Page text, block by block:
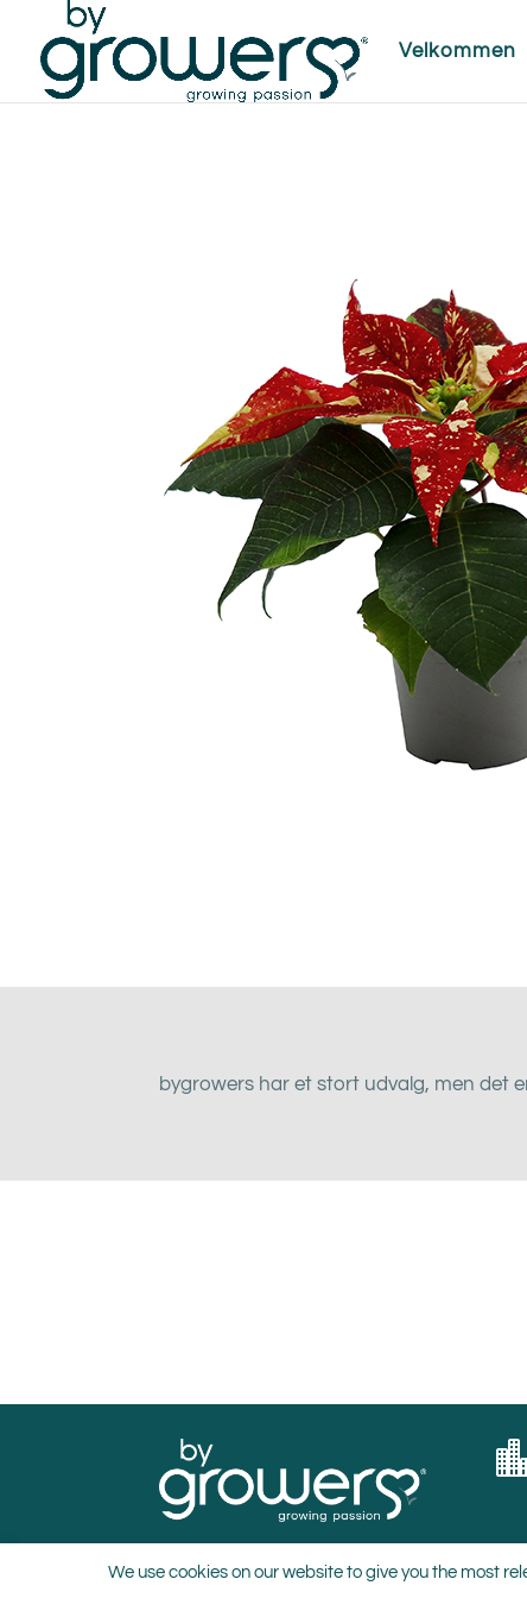
Velkommen
bygrowers har et stort udvalg, men det
We use cookies on our website to give you the most